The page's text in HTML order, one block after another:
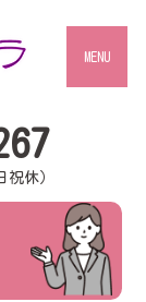
MENU
休）